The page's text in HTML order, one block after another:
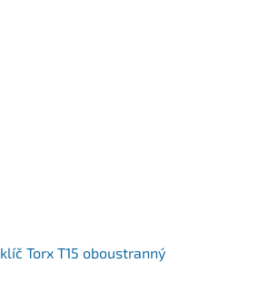
Torx T15 oboustranný